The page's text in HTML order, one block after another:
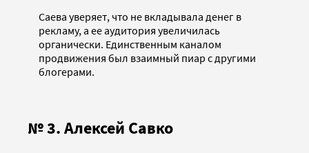
Саева уверяет, что не вкладывала денег в
рекламу, а ее аудитория увеличилась
органически. Единственным каналом
продвижения был взаимный пиар с другими
блогерами.
№ 3. Алексей Савко